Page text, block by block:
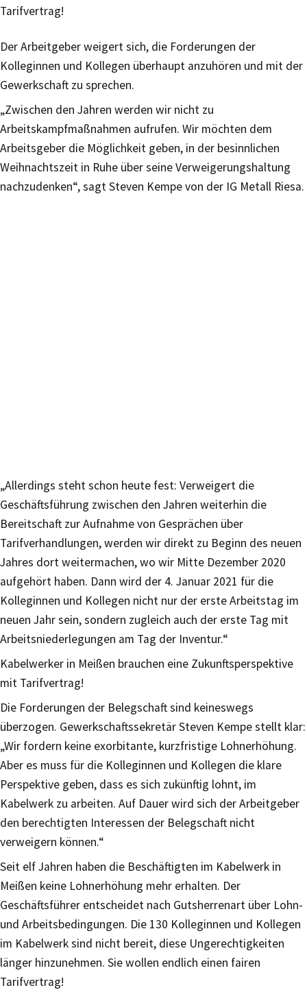
Tarifvertrag!
Der Arbeitgeber weigert sich, die Forderungen der
Kolleginnen und Kollegen überhaupt anzuhören und mit der
Gewerkschaft zu sprechen.
„Zwischen den Jahren werden wir nicht zu
Arbeitskampfmaßnahmen aufrufen. Wir möchten dem
Arbeitsgeber die Möglichkeit geben, in der besinnlichen
Weihnachtszeit in Ruhe über seine Verweigerungshaltung
nachzudenken“, sagt Steven Kempe von der IG Metall Riesa.
„Allerdings steht schon heute fest: Verweigert die
Geschäftsführung zwischen den Jahren weiterhin die
Bereitschaft zur Aufnahme von Gesprächen über
Tarifverhandlungen, werden wir direkt zu Beginn des neuen
Jahres dort weitermachen, wo wir Mitte Dezember 2020
aufgehört haben. Dann wird der 4. Januar 2021 für die
Kolleginnen und Kollegen nicht nur der erste Arbeitstag im
neuen Jahr sein, sondern zugleich auch der erste Tag mit
Arbeitsniederlegungen am Tag der Inventur.“
Kabelwerker in Meißen brauchen eine Zukunftsperspektive
mit Tarifvertrag!
Die Forderungen der Belegschaft sind keineswegs
überzogen. Gewerkschaftssekretär Steven Kempe stellt klar:
„Wir fordern keine exorbitante, kurzfristige Lohnerhöhung.
Aber es muss für die Kolleginnen und Kollegen die klare
Perspektive geben, dass es sich zukünftig lohnt, im
Kabelwerk zu arbeiten. Auf Dauer wird sich der Arbeitgeber
den berechtigten Interessen der Belegschaft nicht
verweigern können.“
Seit elf Jahren haben die Beschäftigten im Kabelwerk in
Meißen keine Lohnerhöhung mehr erhalten. Der
Geschäftsführer entscheidet nach Gutsherrenart über Lohn-
und Arbeitsbedingungen. Die 130 Kolleginnen und Kollegen
im Kabelwerk sind nicht bereit, diese Ungerechtigkeiten
länger hinzunehmen. Sie wollen endlich einen fairen
Tarifvertrag!